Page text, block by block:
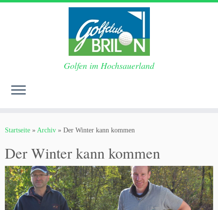
Inhalt
Golfen im Hochsauerland
Startseite » Archiv » Der Winter kann kommen
Der Winter kann kommen